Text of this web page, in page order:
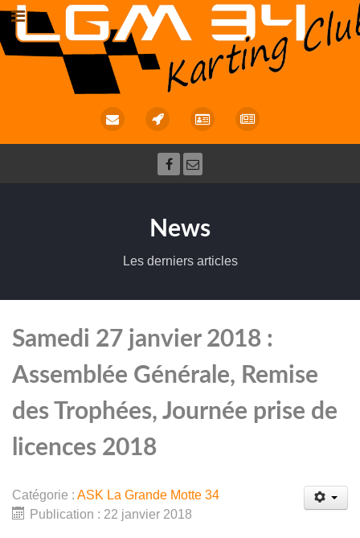
News
Les derniers articles
Samedi 27 janvier 2018 :
Assemblée Générale, Remise
des Trophées, Journée prise de
licences 2018
Catégorie : ASK La Grande Motte 34
Publication : 22 janvier 2018